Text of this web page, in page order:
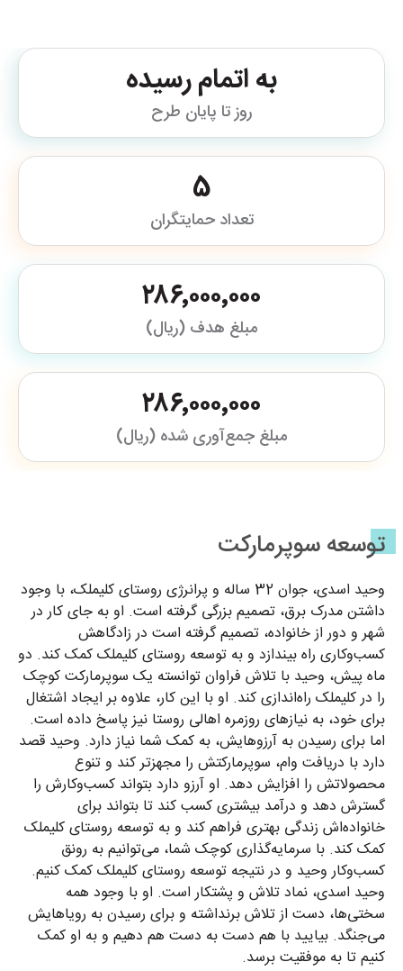
به اتمام رسیده
روز تا پایان طرح
5
تعداد حمایتگران
۲۸۶٬۰۰۰٬۰۰۰
مبلغ هدف (ریال)
۲۸۶٬۰۰۰٬۰۰۰
مبلغ جمع‌آوری شده (ریال)
توسعه سوپرمارکت
وحید اسدی، جوان 32 ساله و پرانرژی روستای کلیملک، با وجود
داشتن مدرک برق، تصمیم بزرگی گرفته است. او به جای کار در
شهر و دور از خانواده، تصمیم گرفته است در زادگاهش
کسب‌وکاری راه بیندازد و به توسعه روستای کلیملک کمک کند. دو
ماه پیش، وحید با تلاش فراوان توانسته یک سوپرمارکت کوچک
را در کلیملک راه‌اندازی کند. او با این کار، علاوه بر ایجاد اشتغال
برای خود، به نیازهای روزمره اهالی روستا نیز پاسخ داده است.
اما برای رسیدن به آرزوهایش، به کمک شما نیاز دارد. وحید قصد
دارد با دریافت وام، سوپرمارکتش را مجهزتر کند و تنوع
محصولاتش را افزایش دهد. او آرزو دارد بتواند کسب‌وکارش را
گسترش دهد و درآمد بیشتری کسب کند تا بتواند برای
خانواده‌اش زندگی بهتری فراهم کند و به توسعه روستای کلیملک
کمک کند. با سرمایه‌گذاری کوچک شما، می‌توانیم به رونق
کسب‌وکار وحید و در نتیجه توسعه روستای کلیملک کمک کنیم.
وحید اسدی، نماد تلاش و پشتکار است. او با وجود همه
سختی‌ها، دست از تلاش برنداشته و برای رسیدن به رویاهایش
می‌جنگد. بیایید با هم دست به دست هم دهیم و به او کمک
کنیم تا به موفقیت برسد.